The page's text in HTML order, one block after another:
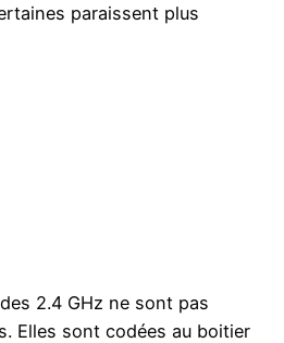
paraissent plus
2.4 GHz ne sont pas
Elles sont codées au boitier